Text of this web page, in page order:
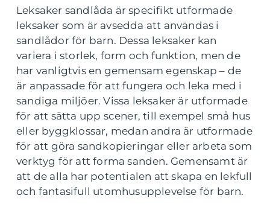
Leksaker sandlåda är specifikt utformade
leksaker som är avsedda att användas i
sandlådor för barn. Dessa leksaker kan
variera i storlek, form och funktion, men de
har vanligtvis en gemensam egenskap – de
är anpassade för att fungera och leka med i
sandiga miljöer. Vissa leksaker är utformade
för att sätta upp scener, till exempel små hus
eller byggklossar, medan andra är utformade
för att göra sandkopieringar eller arbeta som
verktyg för att forma sanden. Gemensamt är
att de alla har potentialen att skapa en lekfull
och fantasifull utomhusupplevelse för barn.